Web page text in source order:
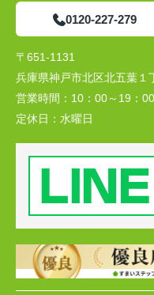
0120-227-279
〒651-1131
兵庫県神戸市北区北五葉１
営業時間： 10：00～19：00
定休日： 水曜日